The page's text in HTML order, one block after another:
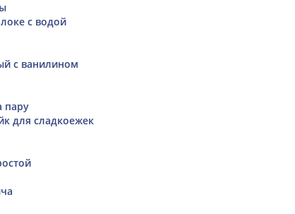
с водой
с ванилином
пару
для сладкоежек